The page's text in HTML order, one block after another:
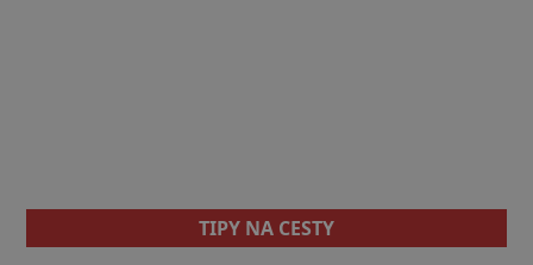
TIPY NA CESTY